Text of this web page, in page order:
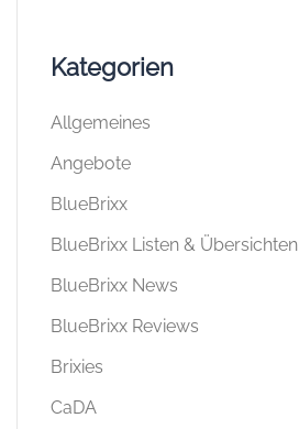
Kategorien
Allgemeines
Angebote
BlueBrixx
BlueBrixx Listen & Übersichten
BlueBrixx News
BlueBrixx Reviews
Brixies
CaDA